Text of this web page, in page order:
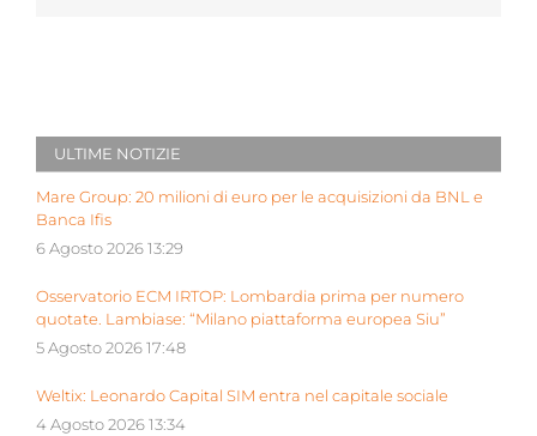
ULTIME NOTIZIE
Mare Group: 20 milioni di euro per le acquisizioni da BNL e
Banca Ifis
6 Agosto 2026 13:29
Osservatorio ECM IRTOP: Lombardia prima per numero
quotate. Lambiase: “Milano piattaforma europea Siu”
5 Agosto 2026 17:48
Weltix: Leonardo Capital SIM entra nel capitale sociale
4 Agosto 2026 13:34